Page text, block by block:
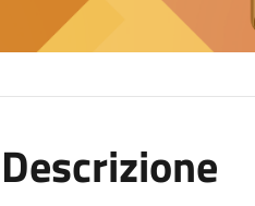
Descrizione